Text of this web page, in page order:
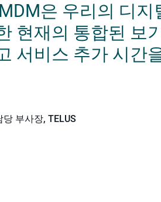
은 우리의 디
현재의 통합된 보
서비스 추가 시간
부사장, TELUS